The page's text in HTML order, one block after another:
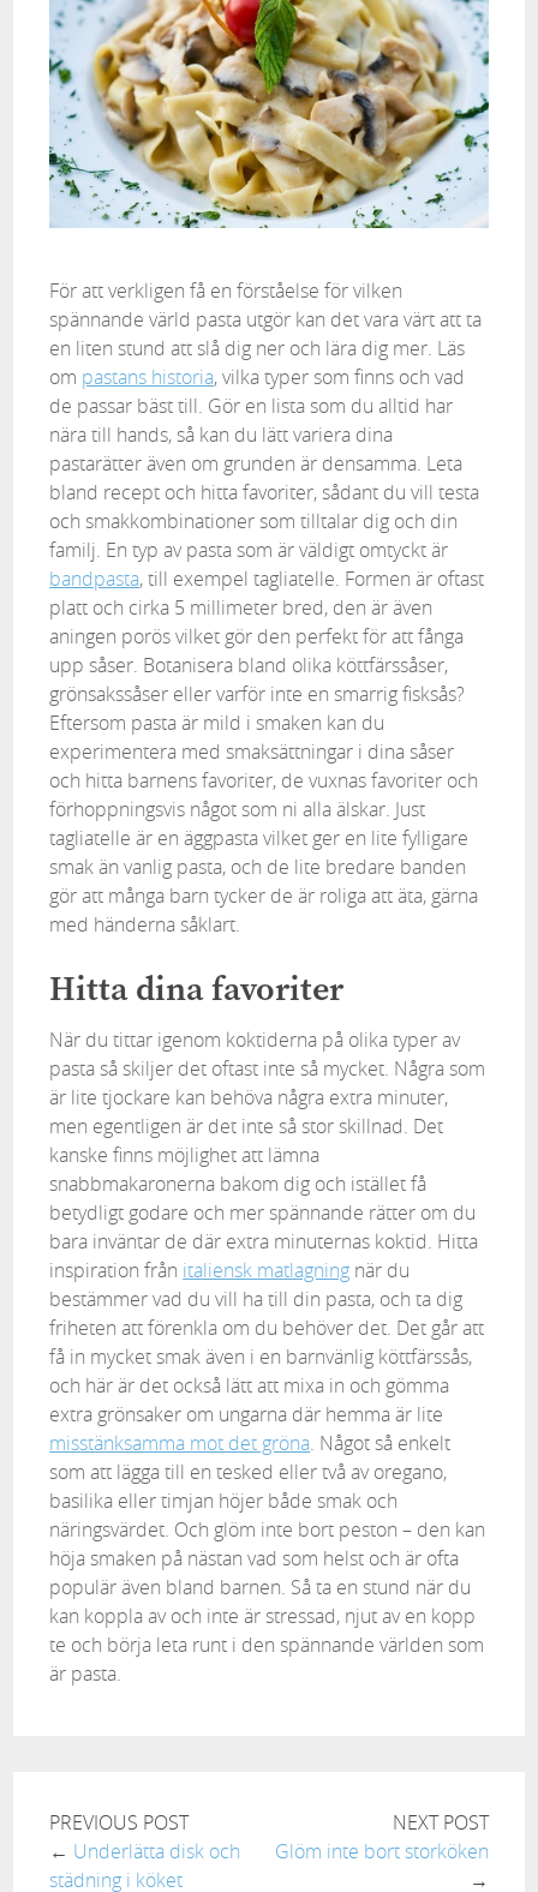
För att verkligen få en förståelse för vilken
spännande värld pasta utgör kan det vara värt att ta
en liten stund att slå dig ner och lära dig mer. Läs
om pastans historia, vilka typer som finns och vad
de passar bäst till. Gör en lista som du alltid har
nära till hands, så kan du lätt variera dina
pastarätter även om grunden är densamma. Leta
bland recept och hitta favoriter, sådant du vill testa
och smakkombinationer som tilltalar dig och din
familj. En typ av pasta som är väldigt omtyckt är
bandpasta, till exempel tagliatelle. Formen är oftast
platt och cirka 5 millimeter bred, den är även
aningen porös vilket gör den perfekt för att fånga
upp såser. Botanisera bland olika köttfärssåser,
grönsakssåser eller varför inte en smarrig fisksås?
Eftersom pasta är mild i smaken kan du
experimentera med smaksättningar i dina såser
och hitta barnens favoriter, de vuxnas favoriter och
förhoppningsvis något som ni alla älskar. Just
tagliatelle är en äggpasta vilket ger en lite fylligare
smak än vanlig pasta, och de lite bredare banden
gör att många barn tycker de är roliga att äta, gärna
med händerna såklart.
Hitta dina favoriter
När du tittar igenom koktiderna på olika typer av
pasta så skiljer det oftast inte så mycket. Några som
är lite tjockare kan behöva några extra minuter,
men egentligen är det inte så stor skillnad. Det
kanske finns möjlighet att lämna
snabbmakaronerna bakom dig och istället få
betydligt godare och mer spännande rätter om du
bara inväntar de där extra minuternas koktid. Hitta
inspiration från italiensk matlagning när du
bestämmer vad du vill ha till din pasta, och ta dig
friheten att förenkla om du behöver det. Det går att
få in mycket smak även i en barnvänlig köttfärssås,
och här är det också lätt att mixa in och gömma
extra grönsaker om ungarna där hemma är lite
misstänksamma mot det gröna. Något så enkelt
som att lägga till en tesked eller två av oregano,
basilika eller timjan höjer både smak och
näringsvärdet. Och glöm inte bort peston – den kan
höja smaken på nästan vad som helst och är ofta
populär även bland barnen. Så ta en stund när du
kan koppla av och inte är stressad, njut av en kopp
te och börja leta runt i den spännande världen som
är pasta.
PREVIOUS POST
← Underlätta disk och
städning i köket
NEXT POST
Glöm inte bort storköken
→